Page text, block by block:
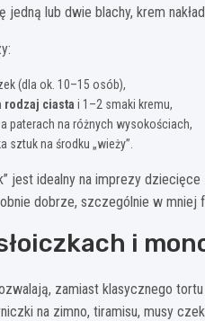
jedną lub dwie blachy, krem
(dla ok. 10–15 osób),
rodzaj ciasta i 1–2 smaki kremu,
paterach na różnych wysokościach,
sztuk na środku „wieży”.
jest idealny na imprezy
dobrze, szczególnie w mniej
i
zamiast klasycznego
na zimno, tiramisu, musy